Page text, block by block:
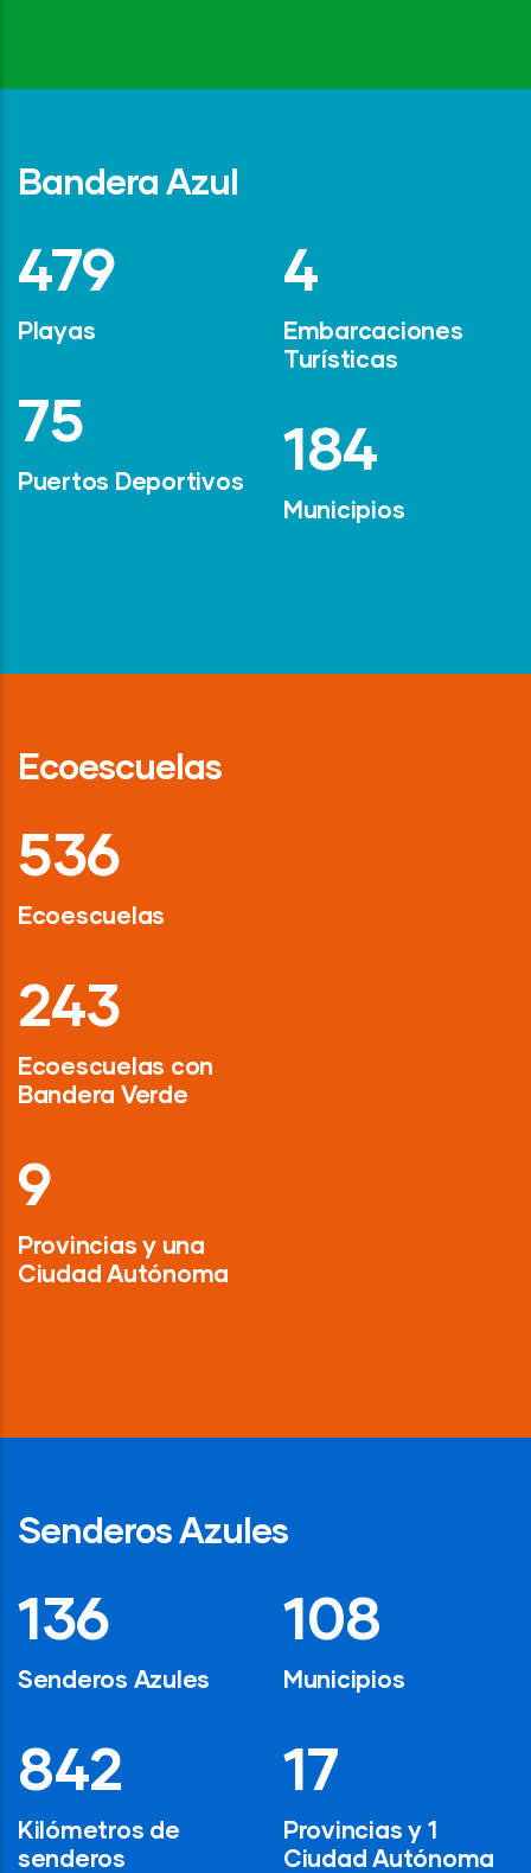
Bandera Azul
642
Playas
101
Puertos Deportivos
6
Embarcaciones
Turísticas
247
Municipios
Ecoescuelas
718
Ecoescuelas
326
Ecoescuelas con
Bandera Verde
13
Provincias y una
Ciudad Autónoma
Senderos Azules
194
Senderos Azules
1,200
Kilómetros de
senderos
154
Municipios
24
Provincias y 1
Ciudad Autónoma